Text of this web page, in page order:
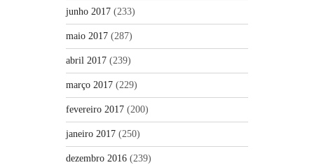
junho 2017 (233)
maio 2017 (287)
abril 2017 (239)
março 2017 (229)
fevereiro 2017 (200)
janeiro 2017 (250)
dezembro 2016 (239)